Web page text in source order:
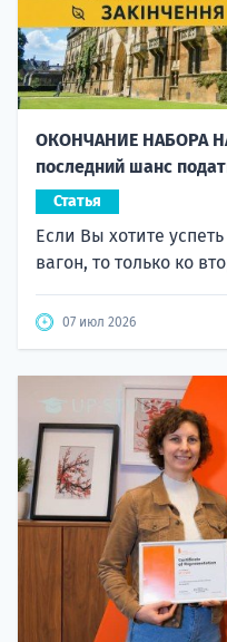
ОКОНЧАНИЕ НАБОРА
последний шанс
Статья
Если Вы хотите
вагон, то только ко
07 июл 2026